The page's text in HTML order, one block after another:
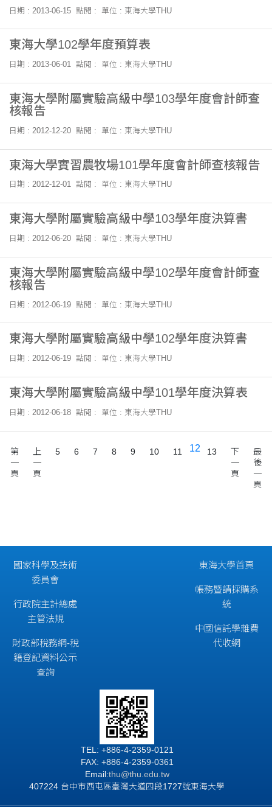
日期 : 2013-06-15 點閱 : 單位 : 東海大學THU
東海大學102學年度預算表
日期 : 2013-06-01 點閱 : 單位 : 東海大學THU
東海大學附屬實驗高級中學103學年度會計師查
核報告
日期 : 2012-12-20 點閱 : 單位 : 東海大學THU
東海大學實習農牧場101學年度會計師查核報告
日期 : 2012-12-01 點閱 : 單位 : 東海大學THU
東海大學附屬實驗高級中學103學年度決算書
日期 : 2012-06-20 點閱 : 單位 : 東海大學THU
東海大學附屬實驗高級中學102學年度會計師查
核報告
日期 : 2012-06-19 點閱 : 單位 : 東海大學THU
東海大學附屬實驗高級中學102學年度決算書
日期 : 2012-06-19 點閱 : 單位 : 東海大學THU
東海大學附屬實驗高級中學101學年度決算表
日期 : 2012-06-18 點閱 : 單位 : 東海大學THU
第
一
頁
上
一
頁
5 6 7 8 9 10 11 12 13
下
一
頁
最
後
一
頁
國家科學及技術
委員會
行政院主計總處
主管法規
財政部稅務網-稅
籍登記資料公示
查詢
東海大學首頁
帳務暨請採購系
統
中國信託學雜費
代收網
TEL: +886-4-2359-0121
FAX: +886-4-2359-0361
Email:thu@thu.edu.tw
407224 台中市西屯區臺灣大道四段1727號東海大學